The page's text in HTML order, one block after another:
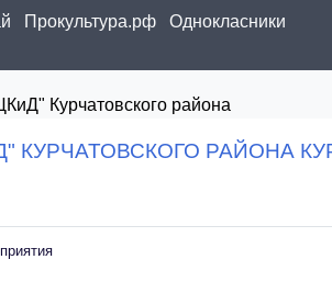
Прокультура.рф
Однокласники
Курчатовского района
КУРЧАТОВСКОГО РАЙОНА